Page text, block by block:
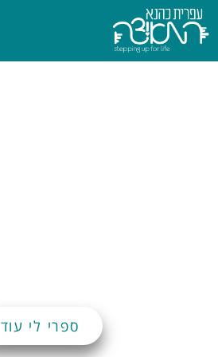
ספרי לי עוד